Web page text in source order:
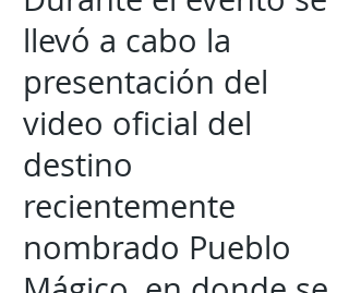
llevó a cabo la
presentación del
video oficial del
destino
recientemente
nombrado Pueblo